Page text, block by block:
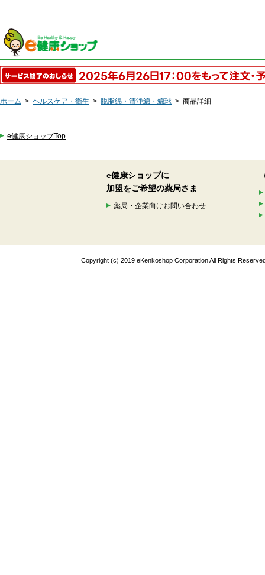
ホーム > ヘルスケア・衛生 > 脱脂綿・清浄綿・綿球 > 商品詳細
e健康ショップTop
e健康ショップに
加盟をご希望の薬局さま
薬局・企業向けお問い合わせ
Copyright (c) 2019 eKenkoshop Corporation All Rights